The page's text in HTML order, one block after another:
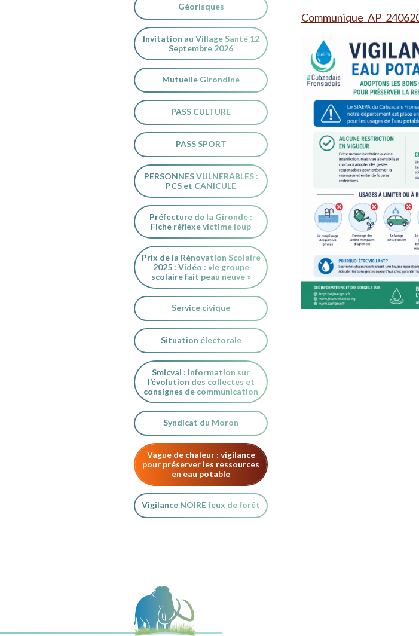
Géorisques
Invitation au Village Santé 12
Septembre 2026
Mutuelle Girondine
PASS CULTURE
PASS SPORT
PERSONNES VULNERABLES :
PCS et CANICULE
Préfecture de la Gironde :
Fiche réflexe victime loup
Prix de la Rénovation Scolaire
2025 : Vidéo : »le groupe
scolaire fait peau neuve »
Service civique
Situation électorale
Smicval : Information sur
l’évolution des collectes et
consignes de communication
Syndicat du Moron
Vague de chaleur : vigilance
pour préserver les ressources
en eau potable
Vigilance NOIRE feux de forêt